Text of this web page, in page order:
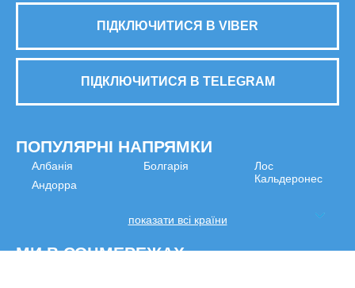
ПІДКЛЮЧИТИСЯ В VIBER
ПІДКЛЮЧИТИСЯ В TELEGRAM
ПОПУЛЯРНІ НАПРЯМКИ
Албанія
Андорра
Болгарія
Лос
Кальдеронес
показати всі країни
МИ В СОЦМЕРЕЖАХ